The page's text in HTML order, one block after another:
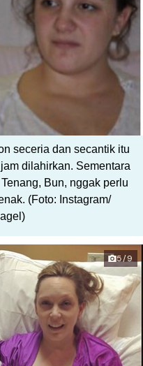
seceria dan secantik itu
dilahirkan. Sementara
Bun, nggak perlu
(Foto: Instagram/
5/9